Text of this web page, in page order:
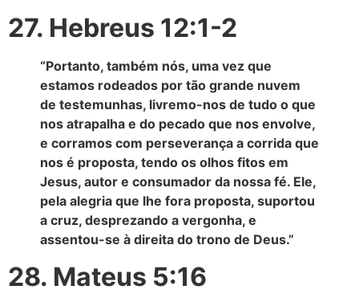
27. Hebreus 12:1-2
“Portanto, também nós, uma vez que
estamos rodeados por tão grande nuvem
de testemunhas, livremo-nos de tudo o que
nos atrapalha e do pecado que nos envolve,
e corramos com perseverança a corrida que
nos é proposta, tendo os olhos fitos em
Jesus, autor e consumador da nossa fé. Ele,
pela alegria que lhe fora proposta, suportou
a cruz, desprezando a vergonha, e
assentou-se à direita do trono de Deus.”
28. Mateus 5:16